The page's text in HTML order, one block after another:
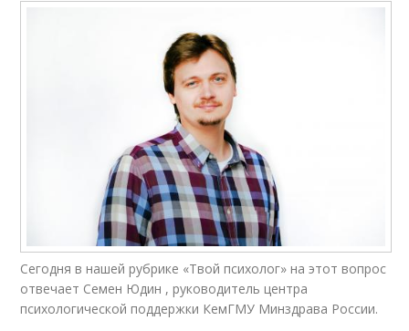
Сегодня в нашей рубрике «Твой психолог» на этот вопрос
отвечает Семен Юдин , руководитель центра
психологической поддержки КемГМУ Минздрава России.